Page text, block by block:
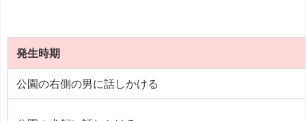
発生時期
公園の右側の男に話しかける